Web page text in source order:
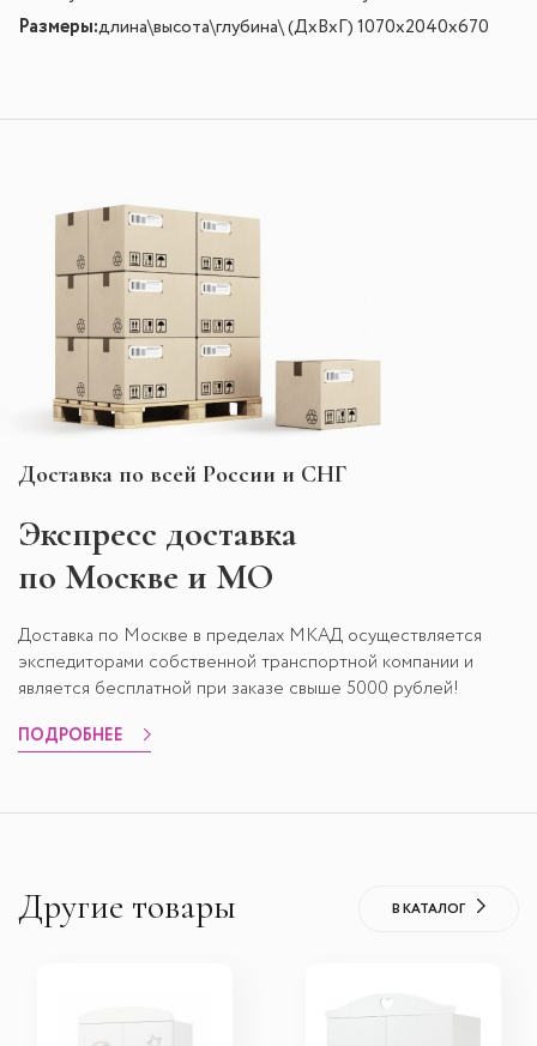
Размеры:длина\высота\глубина\ (ДхВхГ) 1070х2040х670
Доставка по всей России и СНГ
Экспресс доставка
по Москве и МО
Доставка по Москве в пределах МКАД осуществляется
экспедиторами собственной транспортной компании и
является бесплатной при заказе свыше 5000 рублей!
ПОДРОБНЕЕ
Другие товары В КАТАЛОГ